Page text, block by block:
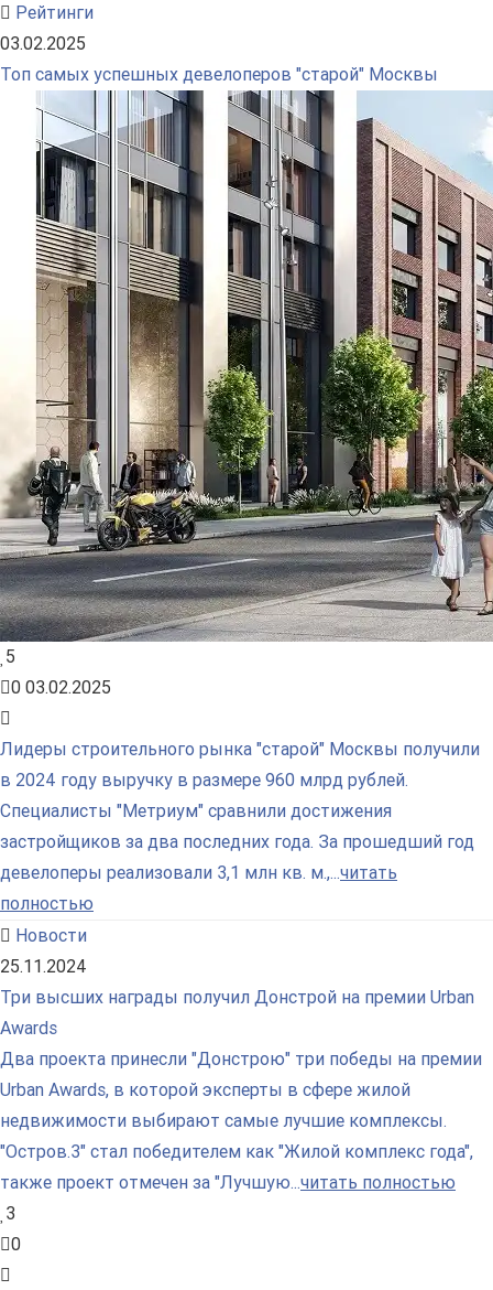
Рейтинги
03.02.2025
Топ самых успешных девелоперов "старой" Москвы
5
0 03.02.2025
Лидеры строительного рынка "старой" Москвы получили
в 2024 году выручку в размере 960 млрд рублей.
Специалисты "Метриум" сравнили достижения
застройщиков за два последних года. За прошедший год
девелоперы реализовали 3,1 млн кв. м.,...читать
полностью
Новости
25.11.2024
Три высших награды получил Донстрой на премии Urban
Awards
Два проекта принесли "Донстрою" три победы на премии
Urban Awards, в которой эксперты в сфере жилой
недвижимости выбирают самые лучшие комплексы.
"Остров.3" стал победителем как "Жилой комплекс года",
также проект отмечен за "Лучшую...читать полностью
3
0